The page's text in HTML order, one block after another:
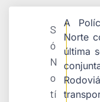
S
ó
N
o
tí
A
Norte
última